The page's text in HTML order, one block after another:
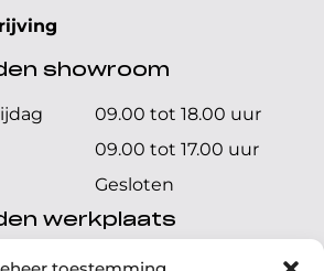
showroom
09.00 tot 18.00 uur
09.00 tot 17.00 uur
Gesloten
werkplaats
08.00 tot 17.00 uur